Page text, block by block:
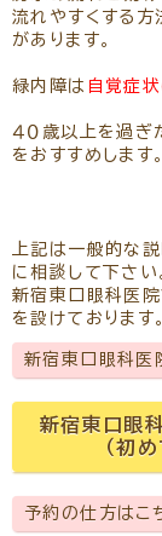
流れやすくする方
があります。
緑内障は 自覚症
４０歳以上を過ぎ
をおすすめします。
上記は一般的な
に相談して下さい
新宿東口眼科医
を設けております。
新宿東口眼科医
新宿東口眼
（初
予約の仕方はこ